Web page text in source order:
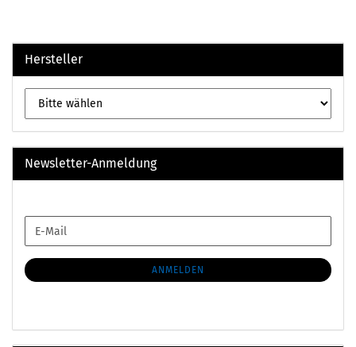
Hersteller
Newsletter-Anmeldung
ZUR
ANMELDUNG
E-
Mail
ANMELDEN